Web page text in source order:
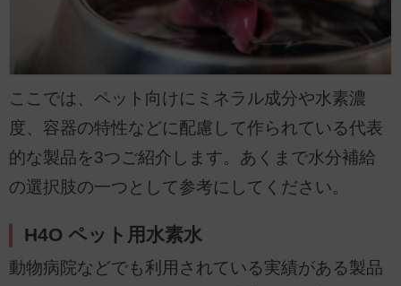
ここでは、ペット向けにミネラル成分や水素濃
度、容器の特性などに配慮して作られている代表
的な製品を3つご紹介します。あくまで水分補給
の選択肢の一つとして参考にしてください。
H4O ペット用水素水
動物病院などでも利用されている実績がある製品